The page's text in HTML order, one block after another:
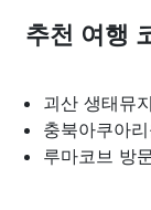
추천 여행
괴산 생태뮤
충북아쿠아
루마코브 방